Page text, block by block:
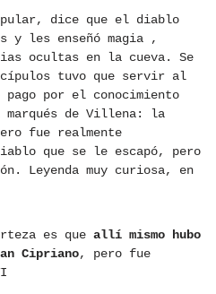
dice que el diablo
les enseñó magia ,
ocultas en la cueva. Se
tuvo que servir al
pago por el conocimiento
de Villena: la
fue realmente
que se le escapó, pero
Leyenda muy curiosa, en
es que allí mismo hubo
Cipriano, pero fue